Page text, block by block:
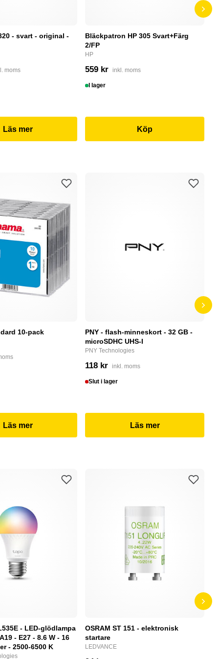
- svart - original -
moms
Läs mer
Bläckpatron HP 305 Svart+Färg
2/FP
HP
559 kr inkl. moms
I lager
Köp
10-pack
Läs mer
PNY - flash-minneskort - 32 GB -
microSDHC UHS-I
PNY Technologies
118 kr inkl. moms
Slut i lager
Läs mer
- LED-glödlampa
- E27 - 8.6 W - 16
- 2500-6500 K
OSRAM ST 151 - elektronisk
startare
LEDVANCE